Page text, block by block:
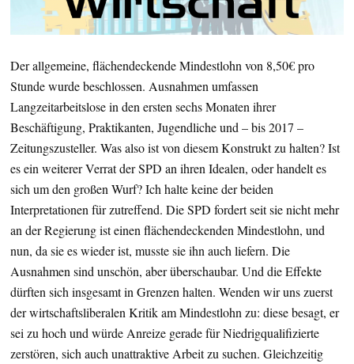
Der allgemeine, flächendeckende Mindestlohn von 8,50€ pro
Stunde wurde beschlossen. Ausnahmen umfassen
Langzeitarbeitslose in den ersten sechs Monaten ihrer
Beschäftigung, Praktikanten, Jugendliche und – bis 2017 –
Zeitungszusteller. Was also ist von diesem Konstrukt zu halten? Ist
es ein weiterer Verrat der SPD an ihren Idealen, oder handelt es
sich um den großen Wurf? Ich halte keine der beiden
Interpretationen für zutreffend. Die SPD fordert seit sie nicht mehr
an der Regierung ist einen flächendeckenden Mindestlohn, und
nun, da sie es wieder ist, musste sie ihn auch liefern. Die
Ausnahmen sind unschön, aber überschaubar. Und die Effekte
dürften sich insgesamt in Grenzen halten. Wenden wir uns zuerst
der wirtschaftsliberalen Kritik am Mindestlohn zu: diese besagt, er
sei zu hoch und würde Anreize gerade für Niedrigqualifizierte
zerstören, sich auch unattraktive Arbeit zu suchen. Gleichzeitig